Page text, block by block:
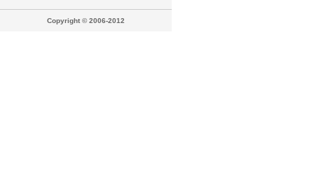
Copyright © 2006-2012